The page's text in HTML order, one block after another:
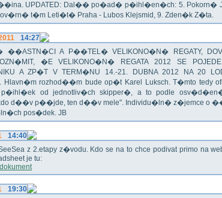
UPDATED: Dal�� po�ad� p�ihl�en�ch: 5. Pokorn�
tov�rn� t�m Leti�t� Praha - Lubos Klejsmid, 9. Zden�k Z�ta.
14:27
A P��TEL� VELIKONO�N� REGATY,
�E VELIKONO�N� REGATA 2012 SE
A ZP�T V TERM�NU 14.-21. DUBNA 2012 NA 20
Hlavn�m rozhod��m bude op�t Karel Luksch. T�mto tedy
od jednotliv�ch skipper�, a to podle
d��v p��jde, ten d��v mele". Individu�ln� z�jemce o
pos�dek. JB
14:40
z 2.etapy z�vodu. Kdo se na to chce podivat primo na
je tu:
19:30